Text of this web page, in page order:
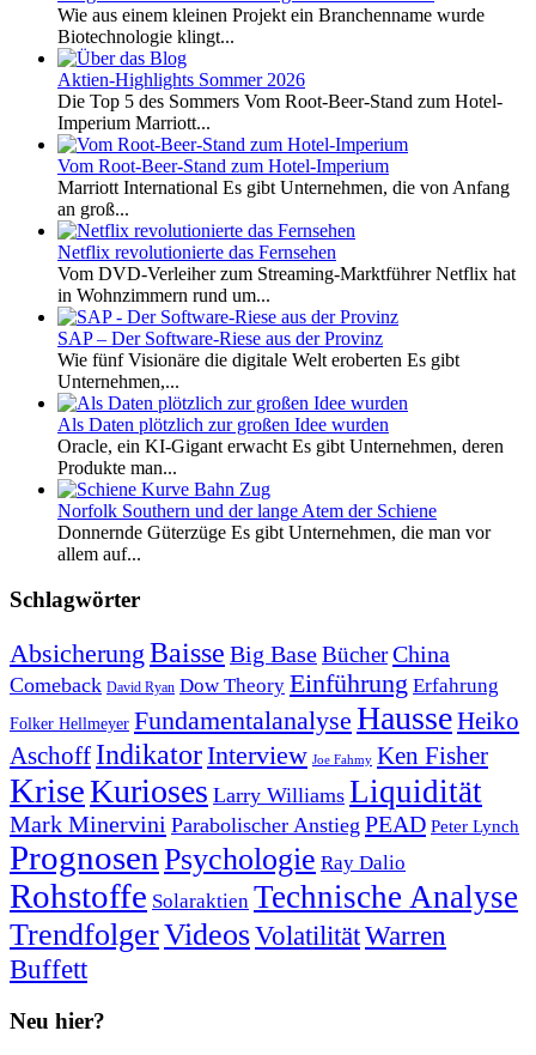
Wie aus einem kleinen Projekt ein Branchenname wurde
Biotechnologie klingt...
Aktien-Highlights Sommer 2026
Die Top 5 des Sommers Vom Root-Beer-Stand zum Hotel-
Imperium Marriott...
Vom Root-Beer-Stand zum Hotel-Imperium
Marriott International Es gibt Unternehmen, die von Anfang
an groß...
Netflix revolutionierte das Fernsehen
Vom DVD-Verleiher zum Streaming-Marktführer Netflix hat
in Wohnzimmern rund um...
SAP – Der Software-Riese aus der Provinz
Wie fünf Visionäre die digitale Welt eroberten Es gibt
Unternehmen,...
Als Daten plötzlich zur großen Idee wurden
Oracle, ein KI-Gigant erwacht Es gibt Unternehmen, deren
Produkte man...
Norfolk Southern und der lange Atem der Schiene
Donnernde Güterzüge Es gibt Unternehmen, die man vor
allem auf...
Schlagwörter
Absicherung Baisse Big BaseBücherChina
Comeback David Ryan Dow Theory Einführung Erfahrung
Folker Hellmeyer Fundamentalanalyse HausseHeiko
Aschoff IndikatorInterview Joe Fahmy Ken Fisher
KriseKurioses Larry Williams Liquidität
Mark Minervini Parabolischer Anstieg PEAD Peter Lynch
Prognosen Psychologie Ray Dalio
Rohstoffe Solaraktien Technische Analyse
TrendfolgerVideosVolatilitätWarren
Buffett
Neu hier?